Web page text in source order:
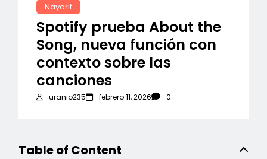
Nayarit
Spotify prueba About the
Song, nueva función con
contexto sobre las
canciones
uranio235 febrero 11, 2026 0
Table of Content